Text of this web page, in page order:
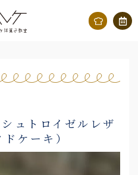
ュトロイゼルレザ
ケーキ）